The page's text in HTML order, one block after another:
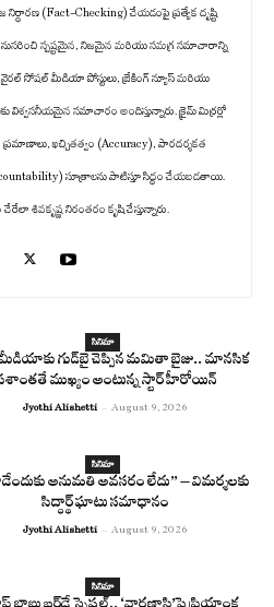
(Fact-Checking) చేయడంపై ప్రత్యేక దృష్టి
స్పష్టమైన, నిజమైన మరియు సమగ్ర సమాచారాన్ని
వైరల్ సోషల్ మీడియా పోస్టులు, బ్రేకింగ్ న్యూస్ మరియు
విశ్వసనీయమైన సమాచారం అందిస్తున్నారు. క్రైమ్ మిర్రర్లో
ప్రమాణాలు, ఖచ్చితత్వం (Accuracy), పారదర్శకత
సూత్రాలను పాటిస్తూ సిద్ధం చేయబడతాయి.
శివకృష్ణ నిరంతరం కృషి చేస్తున్నారు.
సినిమా
గుడ్‌బై చెప్పిన మమితా బైజు.. మానసిక
ముఖ్యం అంటున్న స్టార్ హీరోయిన్
Jyothi Alishetti - August 9, 2026
సినిమా
అనుమతి అవసరం లేదు” – విమర్శలకు
సిద్ధార్థ్ ఘాటు సమాధానం
Jyothi Alishetti - August 9, 2026
సినిమా